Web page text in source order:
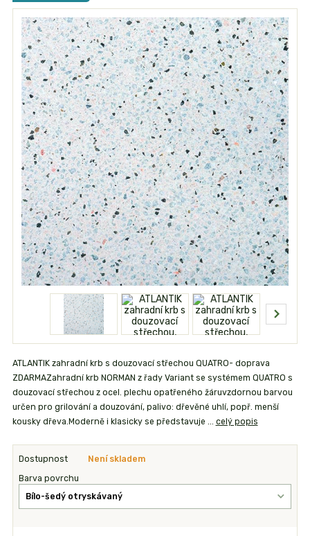
ATLANTIK zahradní krb s douzovací střechou QUATRO- doprava
ZDARMAZahradní krb NORMAN z řady Variant se systémem QUATRO s
douzovací střechou z ocel. plechu opatřeného žáruvzdornou barvou
určen pro grilování a douzování, palivo: dřevěné uhlí, popř. menší
kousky dřeva.Moderně i klasicky se představuje ... celý popis
Dostupnost Není skladem
Barva povrchu